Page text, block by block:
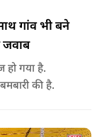
गांव भी बने
जवाब
गया है.
की है.